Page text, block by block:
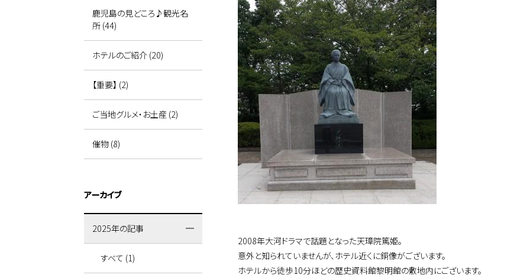
2008年大河ドラマで話題となった天璋院篤姫。
意外と知られていませんが、ホテル近くに銅像がございます。
ホテルから徒歩10分ほどの歴史資料館黎明館の敷地内にございます。
鹿児島の見どころ♪観光名
所 (44)
ホテルのご紹介 (20)
【重要】 (2)
ご当地グルメ・お土産 (2)
催物 (8)
アーカイブ
2025年の記事
すべて (1)